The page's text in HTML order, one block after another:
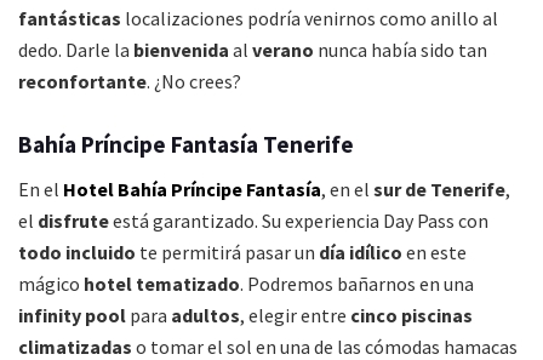
fantásticas localizaciones podría venirnos como anillo al
dedo. Darle la bienvenida al verano nunca había sido tan
reconfortante. ¿No crees?
Bahía Príncipe Fantasía Tenerife
En el Hotel Bahía Príncipe Fantasía, en el sur de Tenerife,
el disfruteestá garantizado. Su experiencia Day Pass con
todo incluido te permitirá pasar un día idílico en este
mágico hotel tematizado. Podremos bañarnos en una
infinity pool para adultos, elegir entre cinco piscinas
climatizadas o tomar el sol en una de las cómodas hamacas